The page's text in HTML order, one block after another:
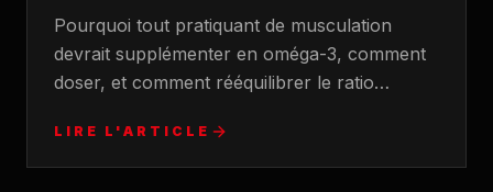
Pourquoi tout pratiquant de musculation
devrait supplémenter en oméga-3, comment
doser, et comment rééquilibrer le ratio
moderne.
LIRE L'ARTICLE